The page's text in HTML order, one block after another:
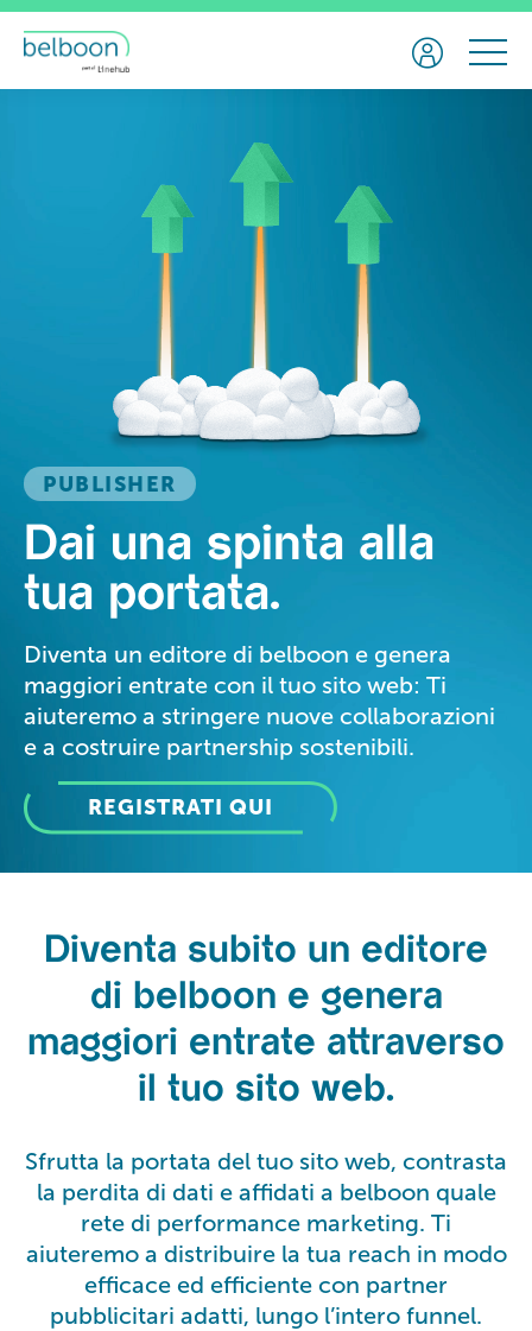
PUBLISHER
Dai una spinta alla
tua portata.
Diventa un editore di belboon e genera
maggiori entrate con il tuo sito web: Ti
aiuteremo a stringere nuove collaborazioni
e a costruire partnership sostenibili.
REGISTRATI QUI
Diventa subito un editore
di belboon e genera
maggiori entrate attraverso
il tuo sito web.
Sfrutta la portata del tuo sito web, contrasta
la perdita di dati e affidati a belboon quale
rete di performance marketing. Ti
aiuteremo a distribuire la tua reach in modo
efficace ed efficiente con partner
pubblicitari adatti, lungo l’intero funnel.